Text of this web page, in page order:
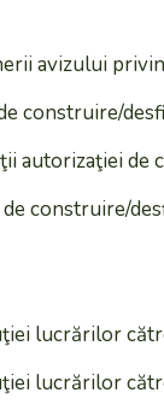
avizului
construire/
autorizaţiei de
construire/
lucrărilor
lucrărilor